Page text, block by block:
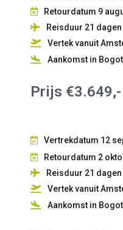
Retourdatum 9
Reisduur 21 dagen
Vertek vanuit
Aankomst in
Prijs €3.649,-
Vertrekdatum 12
Retourdatum 2
Reisduur 21 dagen
Vertek vanuit
Aankomst in